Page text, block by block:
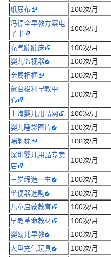
纸尿布 100次/月
冯德全早教方案电
子书
100次/月
充气蹦蹦床 100次/月
婴儿监视器
100次/月
金属相框
100次/月
蒙台梭利早教中
心
100次/月
上海婴儿用品网 100次/月
婴儿睡袋图片
100次/月
哺乳枕
100次/月
深圳婴儿用品专卖
店
100次/月
三岁缔造一生 100次/月
坐便器选购
100次/月
儿童启蒙教育
100次/月
早教革命教材
100次/月
婴幼儿早教
100次/月
大型充气玩具
100次/月